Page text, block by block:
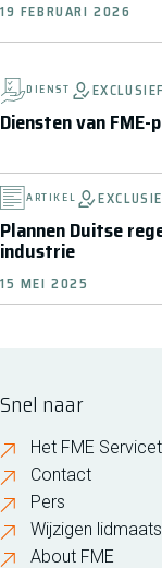
19 FEBRUARI 2026
DIENST EXCLUSIEF
Diensten van FME-
ARTIKEL
Plannen Duitse
industrie
15 MEI 2025
Snel naar
Het FME
Contact
Pers
Wijzigen
About FME